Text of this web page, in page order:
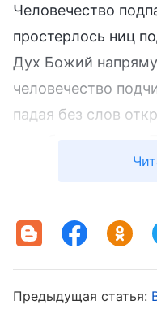
Человечество
простерлось ниц
Дух Божий
человечество
падая без слов
увидев свет на
никогда бы не смог
собственную
достичь спасения.
смог лично
Предыдущая статья: